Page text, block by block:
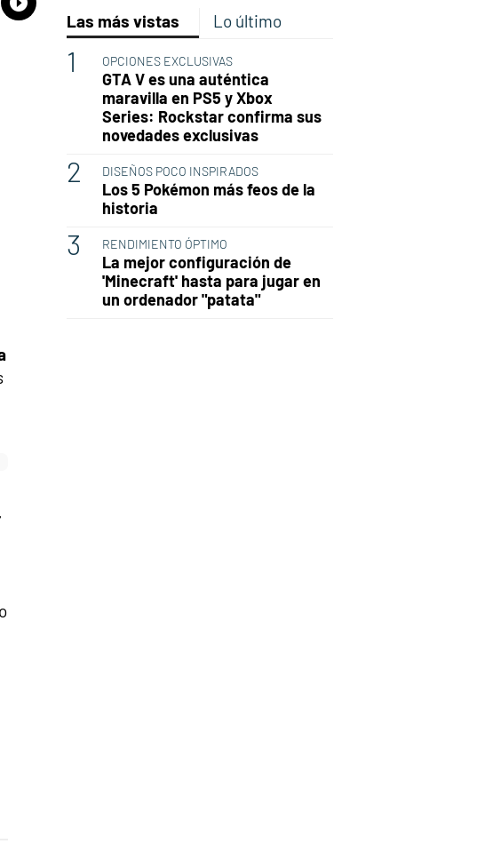
Whatsapp
Compartir
Las más vistas Lo último
OPCIONES EXCLUSIVAS
GTA V es una auténtica
maravilla en PS5 y Xbox
Series: Rockstar confirma sus
novedades exclusivas
DISEÑOS POCO INSPIRADOS
Los 5 Pokémon más feos de la
historia
RENDIMIENTO ÓPTIMO
La mejor configuración de
'Minecraft' hasta para jugar en
un ordenador "patata"